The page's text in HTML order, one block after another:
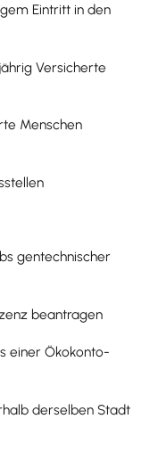
Eintritt in den
Versicherte
Menschen
gentechnischer
beantragen
einer Ökokonto-
derselben Stadt